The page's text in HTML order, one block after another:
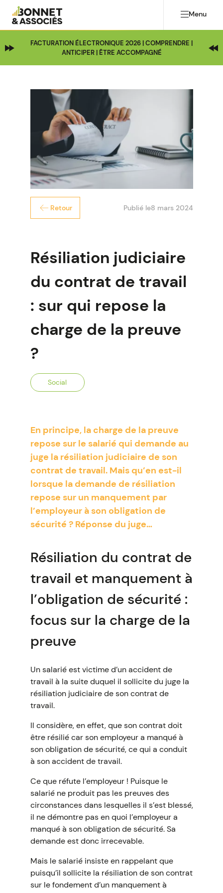
Menu
FACTURATION ÉLECTRONIQUE 2026 | COMPRENDRE |
ANTICIPER | ÊTRE ACCOMPAGNÉ
Retour Publié le8 mars 2024
Résiliation judiciaire
du contrat de travail
: sur qui repose la
charge de la preuve
?
Social
En principe, la charge de la preuve
repose sur le salarié qui demande au
juge la résiliation judiciaire de son
contrat de travail. Mais qu’en est-il
lorsque la demande de résiliation
repose sur un manquement par
l’employeur à son obligation de
sécurité ? Réponse du juge…
Résiliation du contrat de
travail et manquement à
l’obligation de sécurité :
focus sur la charge de la
preuve
Un salarié est victime d’un accident de
travail à la suite duquel il sollicite du juge la
résiliation judiciaire de son contrat de
travail.
Il considère, en effet, que son contrat doit
être résilié car son employeur a manqué à
son obligation de sécurité, ce qui a conduit
à son accident de travail.
Ce que réfute l’employeur ! Puisque le
salarié ne produit pas les preuves des
circonstances dans lesquelles il s’est blessé,
il ne démontre pas en quoi l’employeur a
manqué à son obligation de sécurité. Sa
demande est donc irrecevable.
Mais le salarié insiste en rappelant que
puisqu’il sollicite la résiliation de son contrat
sur le fondement d’un manquement à